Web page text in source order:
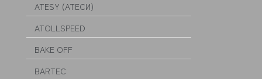
ATESY (АТЕСИ)
ATOLLSPEED
BAKE OFF
BARTEC